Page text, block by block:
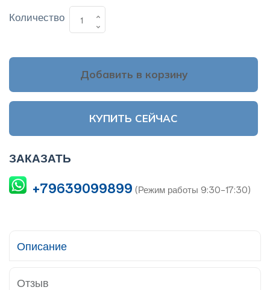
Количество
Добавить в корзину
КУПИТЬ СЕЙЧАС
ЗАКАЗАТЬ
+79639099899 (Режим работы 9:30-17:30)
Описание
Отзыв